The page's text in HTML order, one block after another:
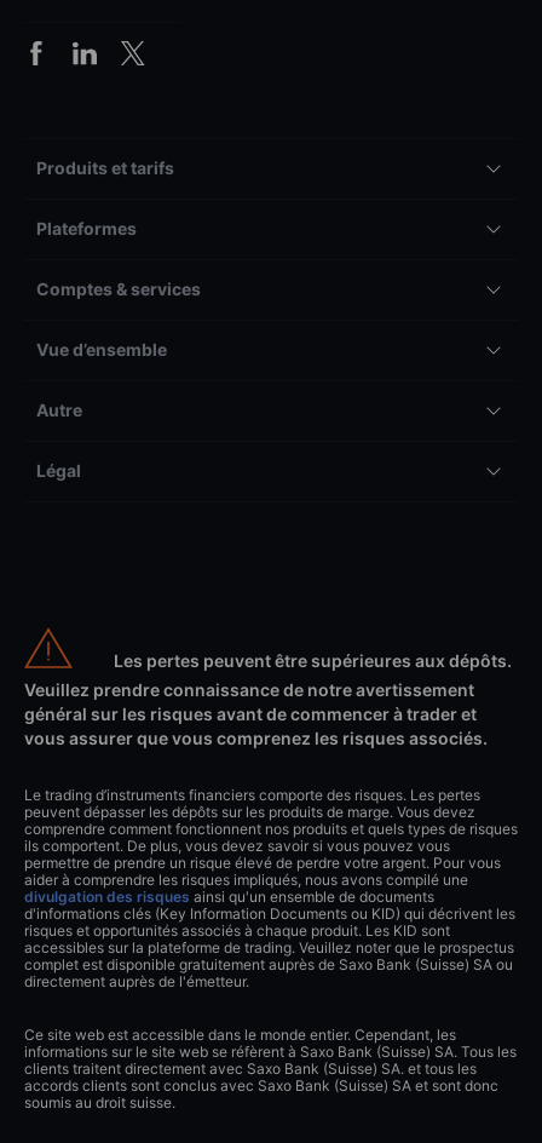
Produits et tarifs
Plateformes
Comptes & services
Vue d’ensemble
Autre
Légal
Les pertes peuvent être supérieures aux dépôts.
Veuillez prendre connaissance de notre avertissement
général sur les risques avant de commencer à trader et
vous assurer que vous comprenez les risques associés.
Le trading d’instruments financiers comporte des risques. Les pertes
peuvent dépasser les dépôts sur les produits de marge. Vous devez
comprendre comment fonctionnent nos produits et quels types de risques
ils comportent. De plus, vous devez savoir si vous pouvez vous
permettre de prendre un risque élevé de perdre votre argent. Pour vous
aider à comprendre les risques impliqués, nous avons compilé une
divulgation des risques ainsi qu'un ensemble de documents
d'informations clés (Key Information Documents ou KID) qui décrivent les
risques et opportunités associés à chaque produit. Les KID sont
accessibles sur la plateforme de trading. Veuillez noter que le prospectus
complet est disponible gratuitement auprès de Saxo Bank (Suisse) SA ou
directement auprès de l'émetteur.
Ce site web est accessible dans le monde entier. Cependant, les
informations sur le site web se réfèrent à Saxo Bank (Suisse) SA. Tous les
clients traitent directement avec Saxo Bank (Suisse) SA. et tous les
accords clients sont conclus avec Saxo Bank (Suisse) SA et sont donc
soumis au droit suisse.